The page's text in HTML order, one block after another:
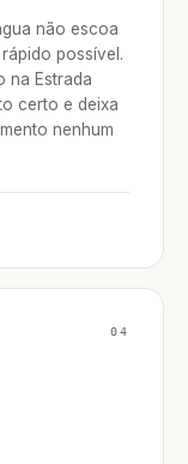
não escoa
possível.
na Estrada
certo e deixa
nenhum
04